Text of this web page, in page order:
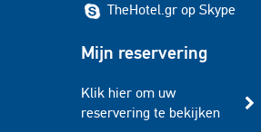
TheHotel.gr op Skype
Mijn reservering
Klik hier om uw
reservering te bekijken